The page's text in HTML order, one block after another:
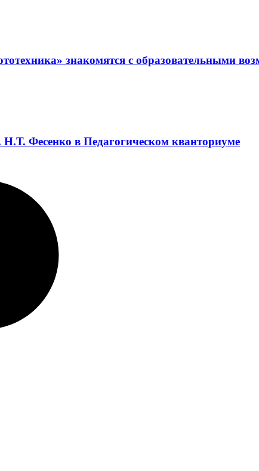
знакомятся с образовательными
Фесенко в Педагогическом кванториуме